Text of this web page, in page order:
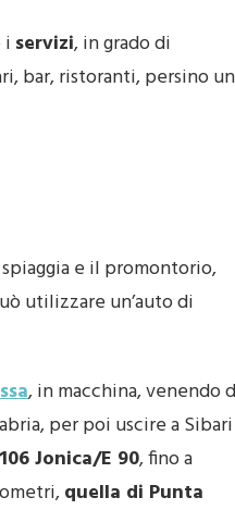
i servizi, in grado di
bar, ristoranti, persino un
e il promontorio,
utilizzare un’auto di
, in macchina, venendo
per poi uscire a Sibari
Jonica/E 90, fino a
quella di Punta